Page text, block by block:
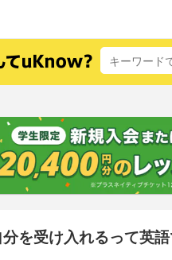
を受け入れるって英